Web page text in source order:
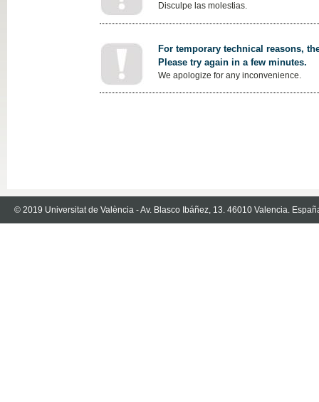
Disculpe las molestias.
For temporary technical reasons,
Please try again in a few minutes.
We apologize for any inconvenience.
© 2019 Universitat de València - Av. Blasco Ibáñez, 13. 46010 Valencia.